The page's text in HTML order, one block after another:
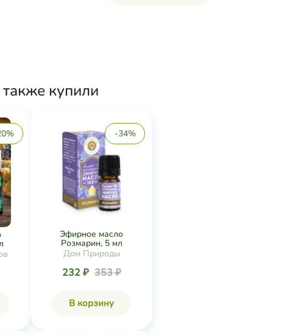
купили
-34%
Эфирное масло
Розмарин, 5 мл
Дом Природы
232 ₽ 353 ₽
В корзину